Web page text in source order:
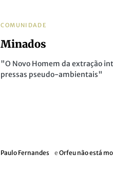
COMUNIDADE
Minados
"O Novo Homem da extração
pressas pseudo-ambientais"
Paulo Fernandes eOrfeu não está